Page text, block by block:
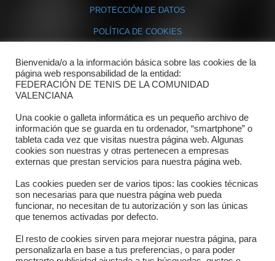
PROTECCIÓN DE DATOS
POLÍTICA DE COOKIES
Contacto
Dónde estamos
Directorio departamentos
Horario
Formulario de contacto
Bienvenida/o a la información básica sobre las cookies de la
página web responsabilidad de la entidad:
FEDERACIÓN DE TENIS DE LA COMUNIDAD
VALENCIANA
Una cookie o galleta informática es un pequeño archivo de
información que se guarda en tu ordenador, “smartphone” o
tableta cada vez que visitas nuestra página web. Algunas
cookies son nuestras y otras pertenecen a empresas
externas que prestan servicios para nuestra página web.
Las cookies pueden ser de varios tipos: las cookies técnicas
son necesarias para que nuestra página web pueda
funcionar, no necesitan de tu autorización y son las únicas
que tenemos activadas por defecto.
El resto de cookies sirven para mejorar nuestra página, para
personalizarla en base a tus preferencias, o para poder